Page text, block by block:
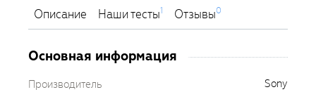
Описание Наши тесты1 Отзывы0
Основная информация
Производитель Sony